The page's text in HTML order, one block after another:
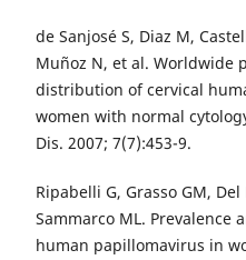
de Sanjosé S, Diaz M,
Muñoz N, et al. Worldwide
distribution of cervical
women with normal
Dis. 2007; 7(7):453-9.
Ripabelli G, Grasso GM,
Sammarco ML.
human papillomavirus in